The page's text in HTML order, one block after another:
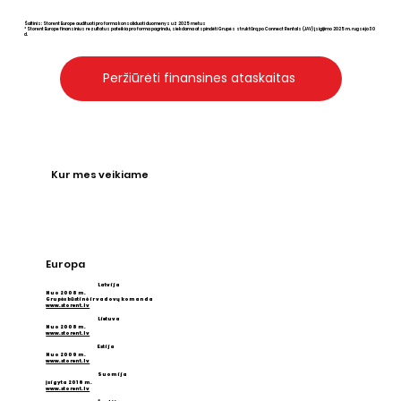
Šaltinis: Storent Europe audituoti pro forma konsoliduoti duomenys už 2025 metus
* Storent Europe finansinius rezultatus pateikia pro forma pagrindu, siekdama atspindėti Grupės struktūrą po Connect Rentals (JAV) įsigijimo 2025 m. rugsėjo 30
d.
Peržiūrėti finansines ataskaitas
Kur mes veikiame
Europa
Latvija
Nuo 2008 m.
Grupės būstinė ir vadovų komanda
www.storent.lv
Lietuva
​Nuo 2008 m.
www.storent.lv
Estija
​Nuo 2009 m.
www.storent.lv
Suomija
Įsigyta 2016 m.
www.storent.lv